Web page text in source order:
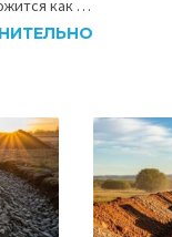
как …